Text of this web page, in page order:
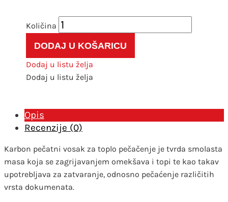
Crveni
pečatni
vosak
za
toplo
pečaćenje
DODAJ U KOŠARICU
Dodaj u listu želja
Dodaj u listu želja
Opis
Recenzije (0)
Karbon pečatni vosak za toplo pečačenje je tvrda smolasta
masa koja se zagrijavanjem omekšava i topi te kao takav
upotrebljava za zatvaranje, odnosno pečaćenje različitih
vrsta dokumenata.